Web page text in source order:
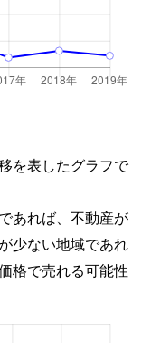
を表したグラフで
あれば、不動産が
少ない地域であれ
格で売れる可能性